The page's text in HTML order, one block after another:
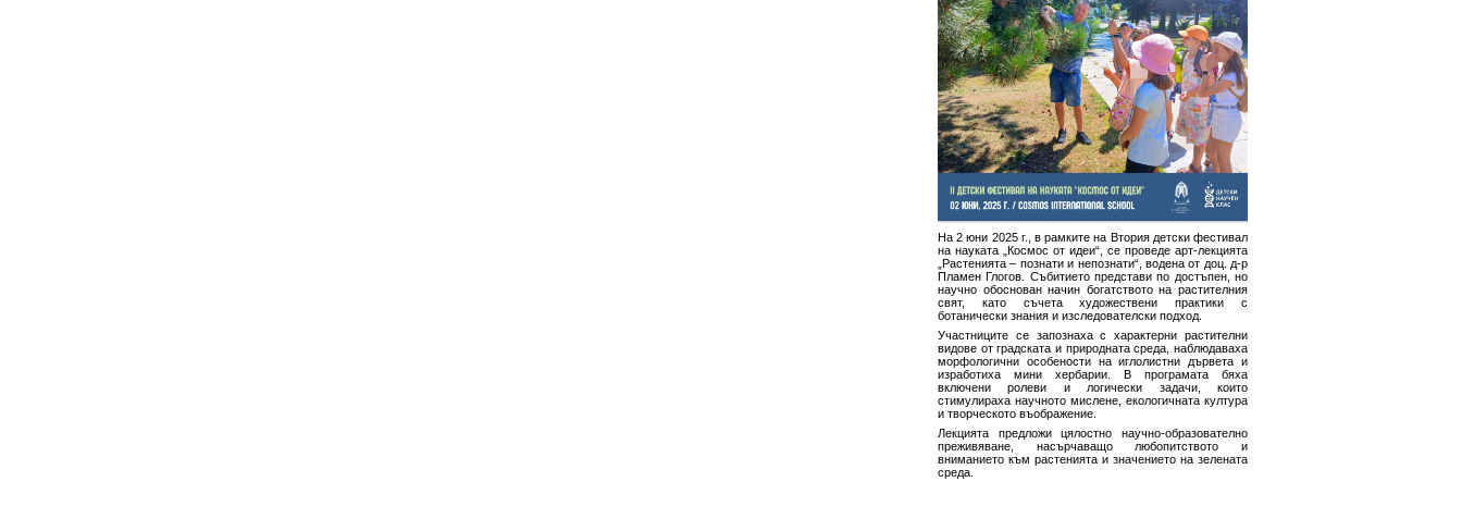
На 2 юни 2025 г., в рамките на Втория детски фестивал
на науката „Космос от идеи“, се проведе арт-лекцията
„Растенията – познати и непознати“, водена от доц. д-р
Пламен Глогов. Събитието представи по достъпен, но
научно обоснован начин богатството на растителния
свят, като съчета художествени практики с
ботанически знания и изследователски подход.
Участниците се запознаха с характерни растителни
видове от градската и природната среда, наблюдаваха
морфологични особености на иглолистни дървета и
изработиха мини хербарии. В програмата бяха
включени ролеви и логически задачи, които
стимулираха научното мислене, екологичната култура
и творческото въображение.
Лекцията предложи цялостно научно-образователно
преживяване, насърчаващо любопитството и
вниманието към растенията и значението на зелената
среда.